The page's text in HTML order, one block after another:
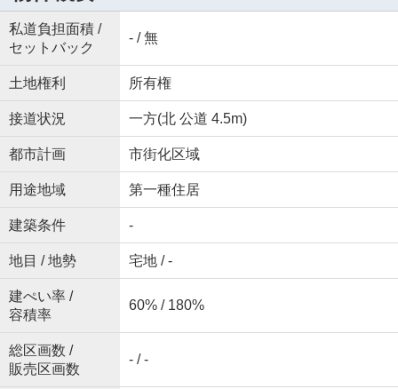
私道負担面積 /
セットバック
- / 無
土地権利 所有権
接道状況 一方(北 公道 4.5m)
都市計画 市街化区域
用途地域 第一種住居
建築条件 -
地目 / 地勢 宅地 / -
建ぺい率 /
容積率
60% / 180%
総区画数 /
販売区画数
- / -